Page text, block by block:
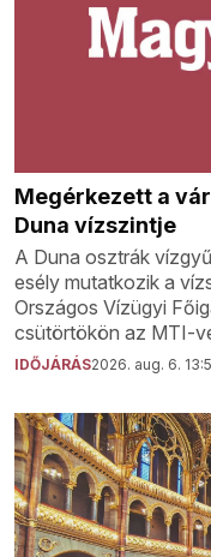
Megérkezett a
Duna vízszintje
A Duna osztrák
esély mutatkozik a
Országos Vízügyi
csütörtökön az MTI-
IDŐJÁRÁS2026. aug. 6.